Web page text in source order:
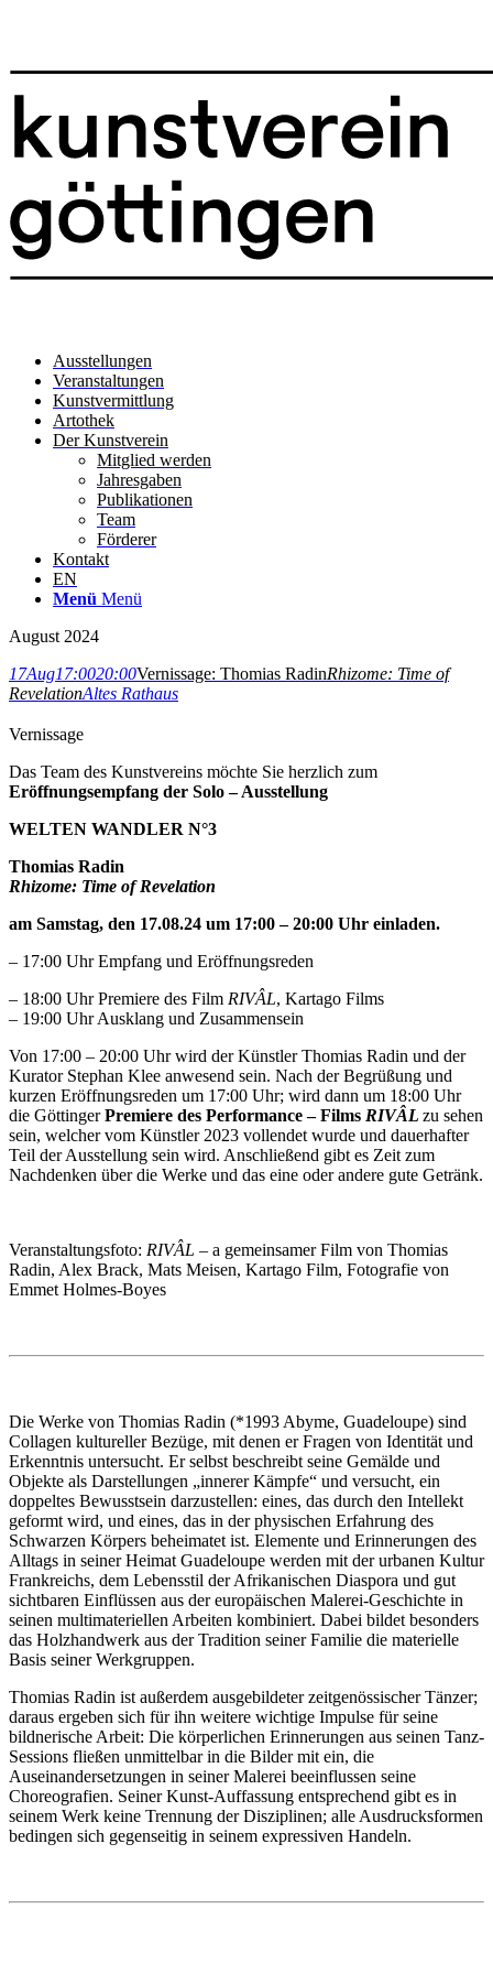
Ausstellungen
Veranstaltungen
Kunstvermittlung
Artothek
Der Kunstverein
Mitglied werden
Jahresgaben
Publikationen
Team
Förderer
Kontakt
EN
Menü Menü
August 2024
17Aug17:0020:00Vernissage: Thomias RadinRhizome: Time of
RevelationAltes Rathaus
Vernissage
Das Team des Kunstvereins möchte Sie herzlich zum
Eröffnungsempfang der Solo – Ausstellung
WELTEN WANDLER N°3
Thomias Radin
Rhizome: Time of Revelation
am Samstag, den 17.08.24 um 17:00 – 20:00 Uhr einladen.
– 17:00 Uhr Empfang und Eröffnungsreden
– 18:00 Uhr Premiere des Film RIVÂL, Kartago Films
– 19:00 Uhr Ausklang und Zusammensein
Von 17:00 – 20:00 Uhr wird der Künstler Thomias Radin und der
Kurator Stephan Klee anwesend sein. Nach der Begrüßung und
kurzen Eröffnungsreden um 17:00 Uhr; wird dann um 18:00 Uhr
die GöttingerPremiere des Performance – Films RIVÂL zu sehen
sein, welcher vom Künstler 2023 vollendet wurde und dauerhafter
Teil der Ausstellung sein wird. Anschließend gibt es Zeit zum
Nachdenken über die Werke und das eine oder andere gute Getränk.
Veranstaltungsfoto: RIVÂL – a gemeinsamer Film von Thomias
Radin, Alex Brack, Mats Meisen, Kartago Film, Fotografie von
Emmet Holmes-Boyes
Die Werke von Thomias Radin (*1993 Abyme, Guadeloupe) sind
Collagen kultureller Bezüge, mit denen er Fragen von Identität und
Erkenntnis untersucht. Er selbst beschreibt seine Gemälde und
Objekte als Darstellungen „innerer Kämpfe“ und versucht, ein
doppeltes Bewusstsein darzustellen: eines, das durch den Intellekt
geformt wird, und eines, das in der physischen Erfahrung des
Schwarzen Körpers beheimatet ist. Elemente und Erinnerungen des
Alltags in seiner Heimat Guadeloupe werden mit der urbanen Kultur
Frankreichs, dem Lebensstil der Afrikanischen Diaspora und gut
sichtbaren Einflüssen aus der europäischen Malerei-Geschichte in
seinen multimateriellen Arbeiten kombiniert. Dabei bildet besonders
das Holzhandwerk aus der Tradition seiner Familie die materielle
Basis seiner Werkgruppen.
Thomias Radin ist außerdem ausgebildeter zeitgenössischer Tänzer;
daraus ergeben sich für ihn weitere wichtige Impulse für seine
bildnerische Arbeit: Die körperlichen Erinnerungen aus seinen Tanz-
Sessions fließen unmittelbar in die Bilder mit ein, die
Auseinandersetzungen in seiner Malerei beeinflussen seine
Choreografien. Seiner Kunst-Auffassung entsprechend gibt es in
seinem Werk keine Trennung der Disziplinen; alle Ausdrucksformen
bedingen sich gegenseitig in seinem expressiven Handeln.